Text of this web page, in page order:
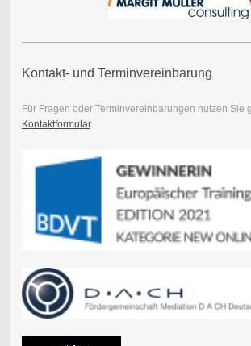
Kontakt- und Terminvereinbarung
Für Fragen oder Terminvereinbarungen nutzen Sie
Kontaktformular.